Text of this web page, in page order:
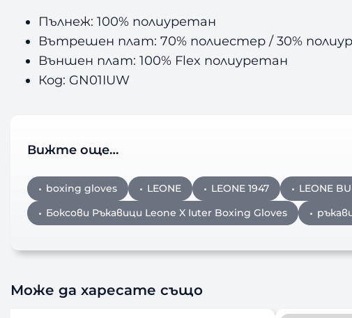
Пълнеж: 100% полиуретан
Вътрешен плат: 70% полиестер / 30%
Външен плат: 100% Flex полиуретан
Код: GN01IUW
Вижте още…
boxing gloves LEONE LEONE 1947 LEONE
Боксови Ръкавици Leone X Iuter Boxing Gloves
Може да харесате също